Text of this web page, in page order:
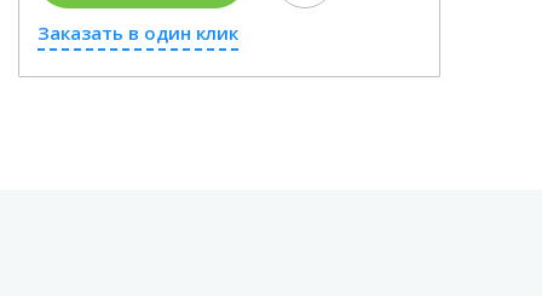
Заказать в один клик